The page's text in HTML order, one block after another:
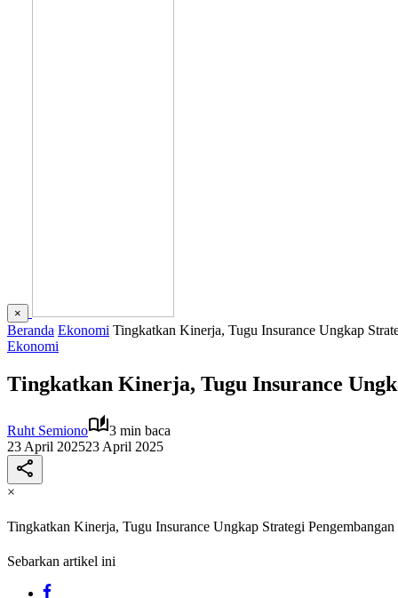
×
Beranda Ekonomi Tingkatkan Kinerja, Tugu Insurance Ungkap
Ekonomi
Tingkatkan Kinerja, Tugu Insurance
Ruht Semiono
3 min baca
23 April 202523 April 2025
×
Tingkatkan Kinerja, Tugu Insurance Ungkap Strategi
Sebarkan artikel ini